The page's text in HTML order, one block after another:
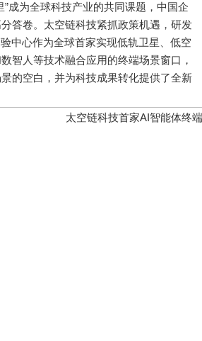
”成为全球科技产业的共同课题，中国企
答卷。太空链科技紧抓政策机遇，研发
中心作为全球首家实现低轨卫星、低空
智人等技术融合应用的终端场景窗口，
的空白，并为科技成果转化提供了全新